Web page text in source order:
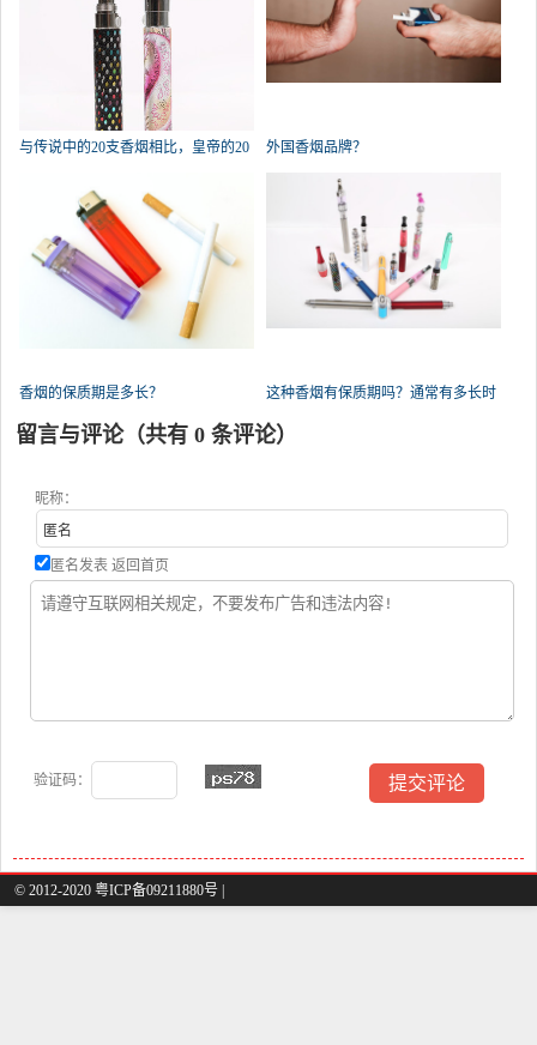
与传说中的20支香烟相比，皇帝的20 外国香烟品牌？
香烟的保质期是多长？
这种香烟有保质期吗？通常有多长时
间
留言与评论（共有 0 条评论）
昵称：
匿名发表 返回首页
验证码：
© 2012-2020 粤ICP备09211880号 |